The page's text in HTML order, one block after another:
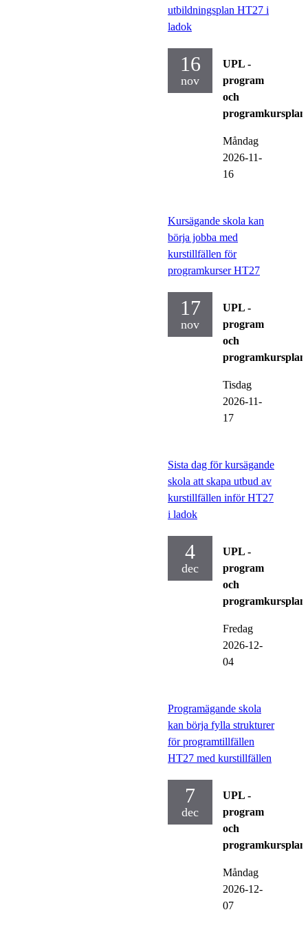
utbildningsplan HT27 i
ladok
16
nov
UPL -
program
och
Måndag
2026-11-
16
Kursägande skola kan
börja jobba med
kurstillfällen för
programkurser HT27
17
nov
UPL -
program
och
Tisdag
2026-11-
17
Sista dag för kursägande
skola att skapa utbud av
kurstillfällen inför HT27
i ladok
4
dec
UPL -
program
och
Fredag
2026-12-
04
Programägande skola
kan börja fylla strukturer
för programtillfällen
HT27 med kurstillfällen
7
dec
UPL -
program
och
Måndag
2026-12-
07